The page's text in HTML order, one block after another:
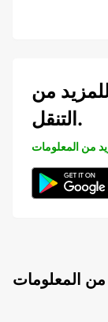
من
التنقل.
من المعلومات
من المعلومات